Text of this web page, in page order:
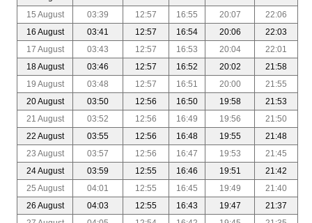
15 August
03:39 12:57 16:55 20:07
22:06
16 August
03:41 12:57 16:54 20:06
22:03
17 August
03:43 12:57 16:53 20:04
22:01
18 August
03:46 12:57 16:52 20:02
21:58
19 August
03:48 12:57 16:51 20:00
21:55
20 August
03:50 12:56 16:50 19:58
21:53
21 August
03:52 12:56 16:49 19:56
21:50
22 August
03:55 12:56 16:48 19:55
21:48
23 August
03:57 12:56 16:47 19:53
21:45
24 August
03:59 12:55 16:46 19:51
21:42
25 August
04:01 12:55 16:45 19:49
21:40
26 August
04:03 12:55 16:43 19:47
21:37